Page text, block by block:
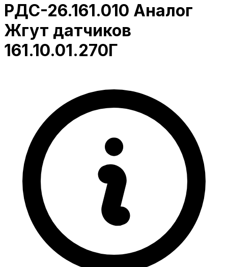
РДС-26.161.010 Аналог
Жгут датчиков
161.10.01.270Г